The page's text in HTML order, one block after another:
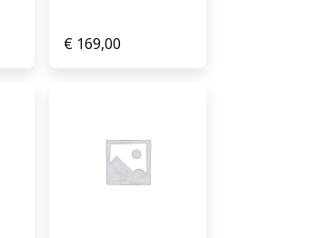
€ 169,00